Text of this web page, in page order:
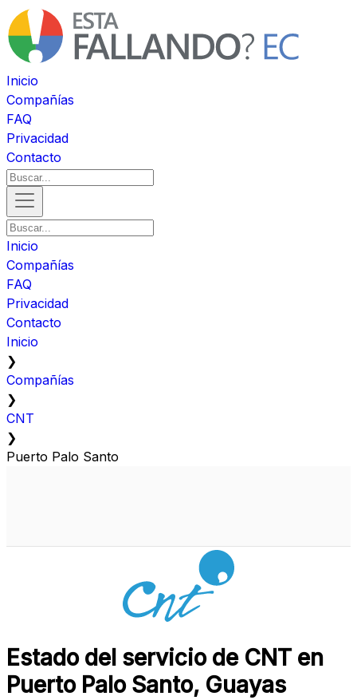
Inicio
Compañías
FAQ
Privacidad
Contacto
Inicio
Compañías
FAQ
Privacidad
Contacto
Inicio
❯
Compañías
❯
CNT
❯
Puerto Palo Santo
Estado del servicio de CNT en
Puerto Palo Santo, Guayas